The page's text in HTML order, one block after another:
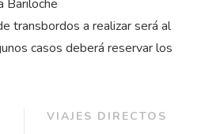
Bariloche
transbordos a realizar será al
casos deberá reservar los
VIAJES DIRECTOS